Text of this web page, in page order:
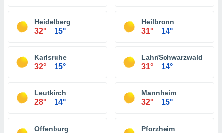
Heidelberg
32° 15°
Heilbronn
31° 14°
Karlsruhe
32° 15°
Lahr/Schwarzwald
31° 14°
Leutkirch
28° 14°
Mannheim
32° 15°
Offenburg Pforzheim